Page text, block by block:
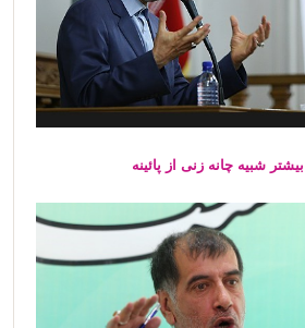
بیشتر شبیه چانه زنی از پائینه